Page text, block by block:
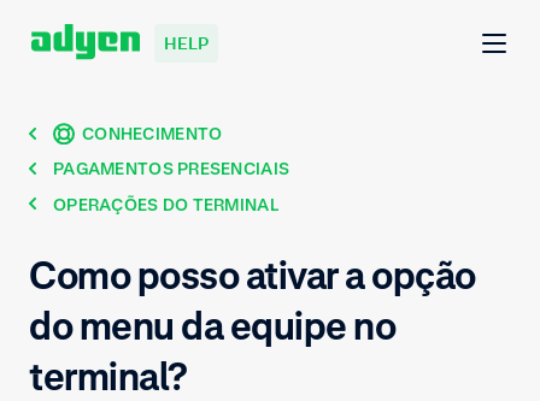
HELP
CONHECIMENTO
PAGAMENTOS PRESENCIAIS
OPERAÇÕES DO TERMINAL
Como posso ativar a opção
do menu da equipe no
terminal?